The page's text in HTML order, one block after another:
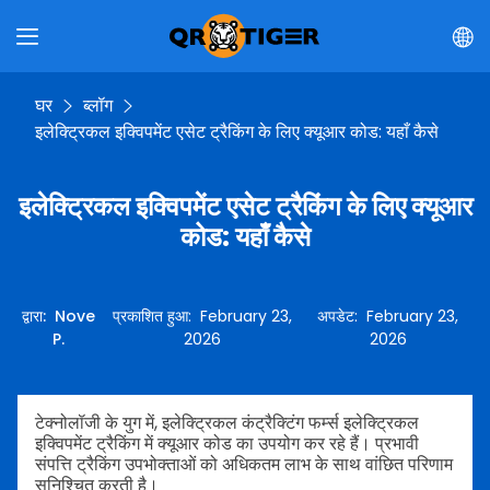
घर
ब्लॉग
इलेक्ट्रिकल इक्विपमेंट एसेट ट्रैकिंग के लिए क्यूआर कोड: यहाँ कैसे
इलेक्ट्रिकल इक्विपमेंट एसेट ट्रैकिंग के लिए क्यूआर
कोड: यहाँ कैसे
द्वारा: Nove
P.
प्रकाशित हुआ: February 23,
2026
अपडेट:February 23,
2026
टेक्नोलॉजी के युग में, इलेक्ट्रिकल कंट्रैक्टिंग फर्म्स इलेक्ट्रिकल
इक्विपमेंट ट्रैकिंग में क्यूआर कोड का उपयोग कर रहे हैं। प्रभावी
संपत्ति ट्रैकिंग उपभोक्ताओं को अधिकतम लाभ के साथ वांछित परिणाम